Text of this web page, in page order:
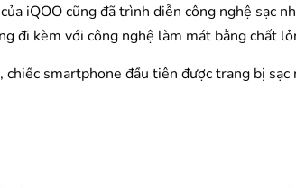
iQOO cũng đã trình diễn công nghệ sạc
đi kèm với công nghệ làm mát bằng chất
chiếc smartphone đầu tiên được trang bị